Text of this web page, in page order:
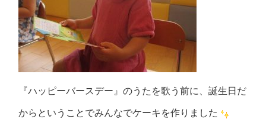
『ハッピーバースデー』のうたを歌う前に、誕生日だ
からということでみんなでケーキを作りました